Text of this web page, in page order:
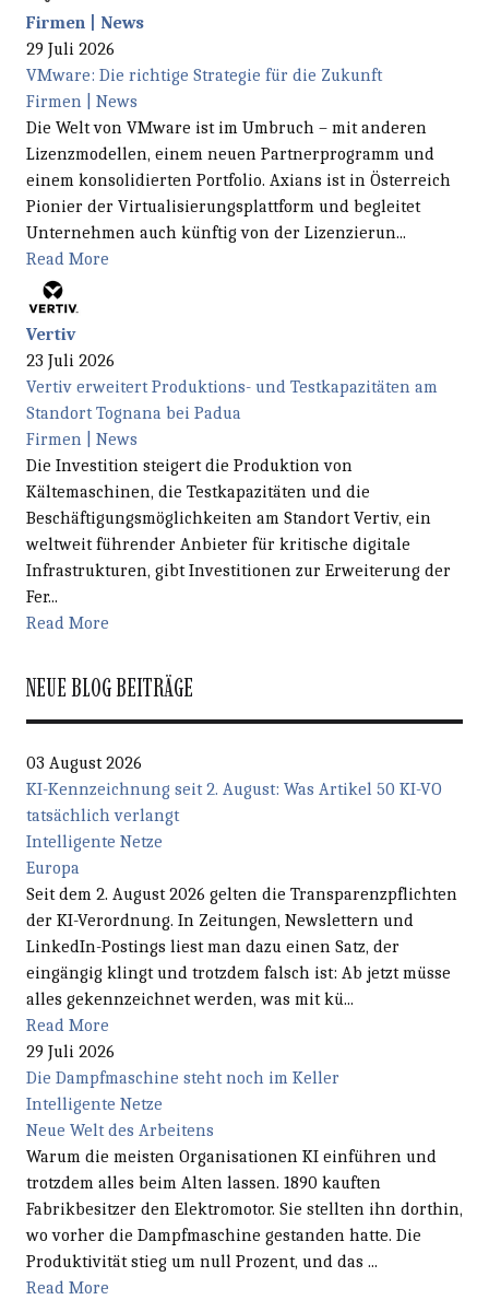
Firmen | News
29 Juli 2026
VMware: Die richtige Strategie für die Zukunft
Firmen | News
Die Welt von VMware ist im Umbruch – mit anderen
Lizenzmodellen, einem neuen Partnerprogramm und
einem konsolidierten Portfolio. Axians ist in Österreich
Pionier der Virtualisierungsplattform und begleitet
Unternehmen auch künftig von der Lizenzierun...
Read More
Vertiv
23 Juli 2026
Vertiv erweitert Produktions- und Testkapazitäten am
Standort Tognana bei Padua
Firmen | News
Die Investition steigert die Produktion von
Kältemaschinen, die Testkapazitäten und die
Beschäftigungsmöglichkeiten am Standort Vertiv, ein
weltweit führender Anbieter für kritische digitale
Infrastrukturen, gibt Investitionen zur Erweiterung der
Fer...
Read More
NEUE BLOG BEITRÄGE
03 August 2026
KI-Kennzeichnung seit 2. August: Was Artikel 50 KI-VO
tatsächlich verlangt
Intelligente Netze
Europa
Seit dem 2. August 2026 gelten die Transparenzpflichten
der KI-Verordnung. In Zeitungen, Newslettern und
LinkedIn-Postings liest man dazu einen Satz, der
eingängig klingt und trotzdem falsch ist: Ab jetzt müsse
alles gekennzeichnet werden, was mit kü...
Read More
29 Juli 2026
Die Dampfmaschine steht noch im Keller
Intelligente Netze
Neue Welt des Arbeitens
Warum die meisten Organisationen KI einführen und
trotzdem alles beim Alten lassen. 1890 kauften
Fabrikbesitzer den Elektromotor. Sie stellten ihn dorthin,
wo vorher die Dampfmaschine gestanden hatte. Die
Produktivität stieg um null Prozent, und das ...
Read More